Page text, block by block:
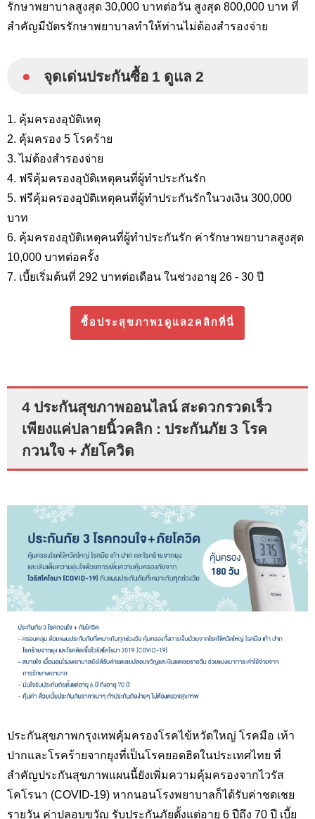
รักษาพยาบาลสูงสุด 30,000 บาทต่อวัน สูงสุด 800,000 บาท ที่
สำคัญมีบัตรรักษาพยาบาลทำให้ท่านไม่ต้องสำรองจ่าย
● จุดเด่นประกันซื้อ 1 ดูแล 2
1. คุ้มครองอุบัติเหตุ
2. คุ้มครอง 5 โรคร้าย
3. ไม่ต้องสำรองจ่าย
4. ฟรีคุ้มครองอุบัติเหตุคนที่ผู้ทำประกันรัก
5. ฟรีคุ้มครองอุบัติเหตุคนที่ผู้ทำประกันรักในวงเงิน 300,000
บาท
6. คุ้มครองอุบัติเหตุคนที่ผู้ทำประกันรัก ค่ารักษาพยาบาลสูงสุด
10,000 บาทต่อครั้ง
7. เบี้ยเริ่มต้นที่ 292 บาทต่อเดือน ในช่วงอายุ 26 - 30 ปี
ซื้อประสุขภาพ1ดูแล2คลิกที่นี่
4 ประกันสุขภาพออนไลน์ สะดวกรวดเร็ว
เพียงแค่ปลายนิ้วคลิก : ประกันภัย 3 โรค
กวนใจ + ภัยโควิด
ประกันสุขภาพกรุงเทพคุ้มครองโรคไข้หวัดใหญ่ โรคมือ เท้า
ปากและโรคร้ายจากยุงที่เป็นโรคยอดฮิตในประเทศไทย ที่
สำคัญประกันสุขภาพแผนนี้ยังเพิ่มความคุ้มครองจากไวรัส
โคโรนา (COVID-19) หากนอนโรงพยาบาลก็ได้รับค่าชดเชย
รายวัน ค่าปลอบขวัญ รับประกันภัยตั้งแต่อายุ 6 ปีถึง 70 ปี เบี้ย